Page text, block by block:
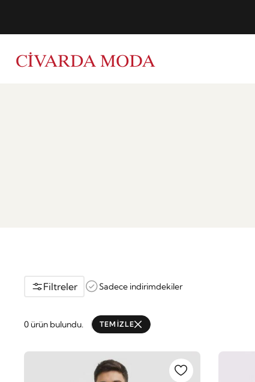
Filtreler Sadece indirimdekiler
0 ürün bulundu. TEMİZLE